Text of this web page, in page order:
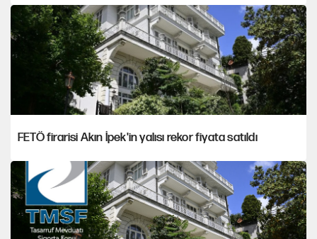
FETÖ firarisi Akın İpek'in yalısı rekor fiyata satıldı